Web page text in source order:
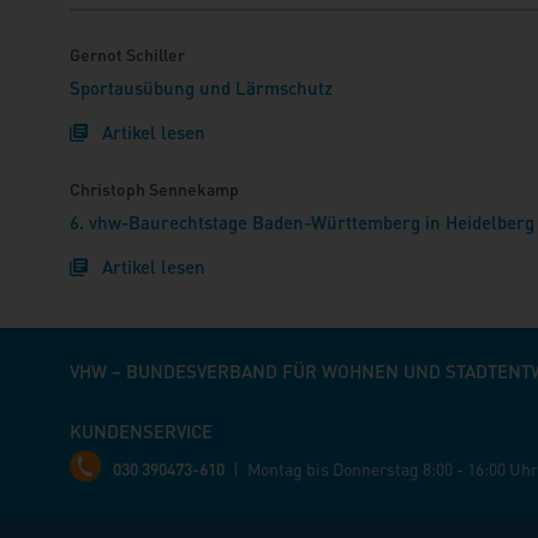
Gernot Schiller
Sportausübung und Lärmschutz
Artikel lesen
Christoph Sennekamp
6. vhw-Baurechtstage Baden-Württemberg in Heidelberg
Artikel lesen
VHW – BUNDESVERBAND FÜR WOHNEN UND
KUNDENSERVICE
030 390473-610 | Montag bis Donnerstag 8:00 - 16:00 Uhr,